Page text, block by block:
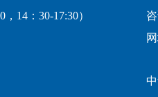
14：30-17:30）